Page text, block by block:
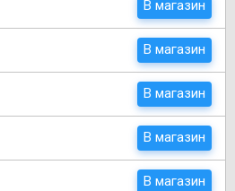
В магазин
В магазин
В магазин
В магазин
В магазин